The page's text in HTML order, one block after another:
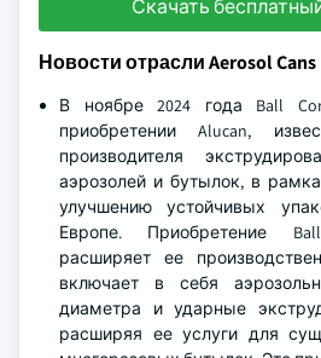
Скачать
Новости отрасли Aerosol Cans
В ноябре 2024 года Ball
приобретении Alucan,
производителя
аэрозолей и бутылок, в
улучшению устойчивых
Европе. Приобретение
расширяет ее
включает в себя
диаметра и ударные
расширяя ее услуги для